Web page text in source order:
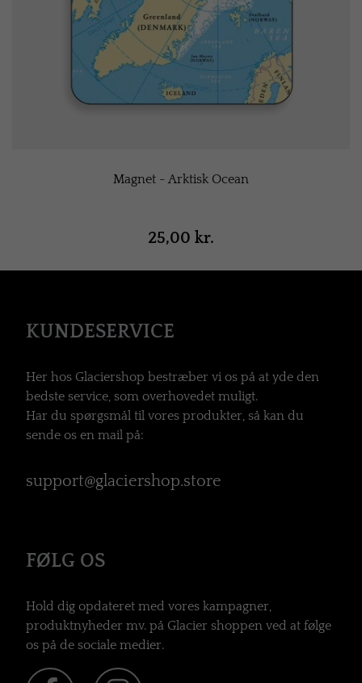
Magnet - Arktisk Ocean
25,00 kr.
KUNDESERVICE
Her hos Glaciershop bestræber vi os på at yde den
bedste service, som overhovedet muligt.
Har du spørgsmål til vores produkter, så kan du
sende os en mail på:
support@glaciershop.store
FØLG OS
Hold dig opdateret med vores kampagner,
produktnyheder mv. på Glacier shoppen ved at følge
os på de sociale medier.